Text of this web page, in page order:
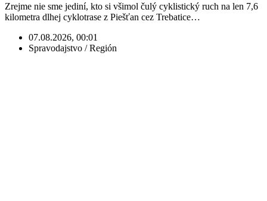
Zrejme nie sme jediní, kto si všimol čulý cyklistický ruch na len 7,6
kilometra dlhej cyklotrase z Piešťan cez Trebatice…
07.08.2026, 00:01
Spravodajstvo / Región